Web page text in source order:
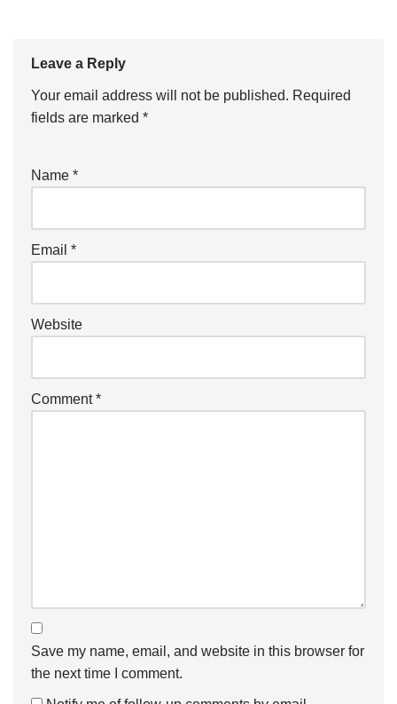
Leave a Reply
Your email address will not be published. Required
fields are marked *
Name *
Email *
Website
Comment*
Save my name, email, and website in this browser for
the next time I comment.